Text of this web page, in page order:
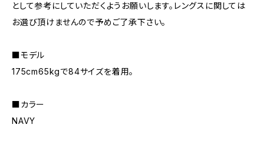
として参考にしていただくようお願いします。レングスに関しては
お選び頂けませんので予めご了承下さい。
■モデル
175cm65kgで84サイズを着用。
■カラー
NAVY